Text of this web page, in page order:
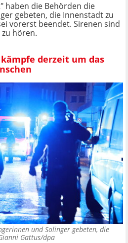
haben die Behörden die
gebeten, die Innenstadt zu
vorerst beendet. Sirenen sind
hören.
derzeit um das
und Solinger gebeten, die
Gattus/dpa